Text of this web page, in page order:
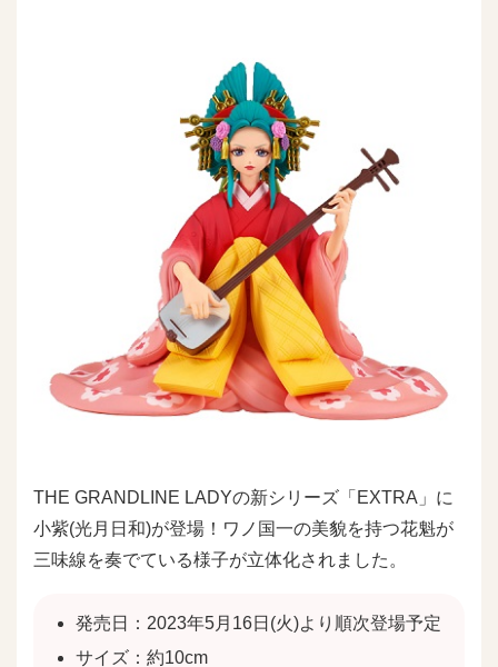
THE GRANDLINE LADYの新シリーズ「EXTRA」に
小紫(光月日和)が登場！ワノ国一の美貌を持つ花魁が
三味線を奏でている様子が立体化されました。
発売日：2023年5月16日(火)より順次登場予定
サイズ：約10cm